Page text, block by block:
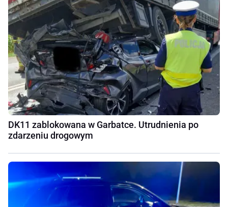
DK11 zablokowana w Garbatce. Utrudnienia po
zdarzeniu drogowym